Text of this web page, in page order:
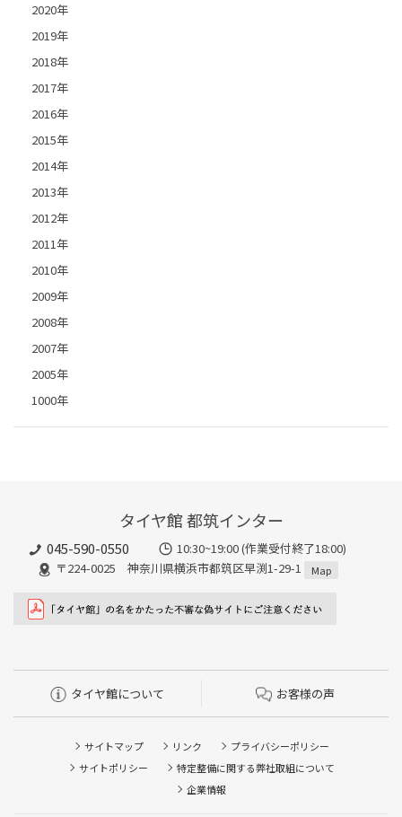
2020年
2019年
2018年
2017年
2016年
2015年
2014年
2013年
2012年
2011年
2010年
2009年
2008年
2007年
2005年
1000年
タイヤ館 都筑インター
045-590-0550
10:30~19:00 (作業受付終了18:00)
〒224-0025 神奈川県横浜市都筑区早渕1-29-1
Map
タイヤ館について お客様の声
サイトマップ リンク
プライバシーポリシー
サイトポリシー
特定整備に関する弊社取組について
企業情報